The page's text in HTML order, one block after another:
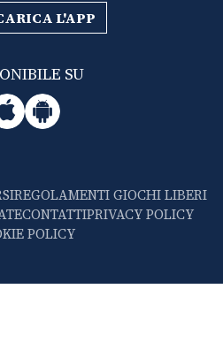
L'APP
SU
REGOLAMENTI GIOCHI LIBERI
CONTATTIPRIVACY POLICY
POLICY